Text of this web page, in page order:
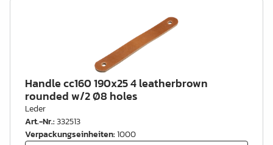
Handle cc160 190x25 4 leatherbrown
rounded w/2 Ø8 holes
Leder
Art.-Nr.:332513
Verpackungseinheiten:1000